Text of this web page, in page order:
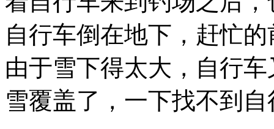
自行车倒在地下，赶忙
由于雪下得太大，自行
雪覆盖了，一下找不到